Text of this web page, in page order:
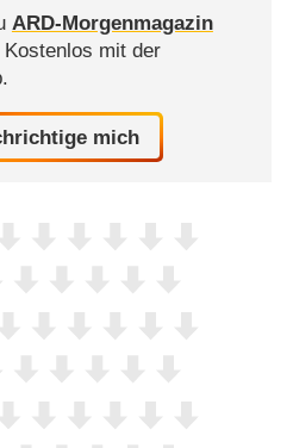
ARD-Morgenmagazin
Kostenlos mit der
mich